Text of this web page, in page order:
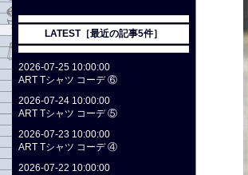
LATEST［最近の記事5件］
2026-07-25 10:00:00
ART Tシャツ コーデ ⑥
2026-07-24 10:00:00
ART Tシャツ コーデ ⑤
2026-07-23 10:00:00
ART Tシャツ コーデ ④
2026-07-22 10:00:00